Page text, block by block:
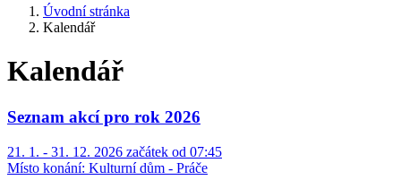
Úvodní stránka
Kalendář
Kalendář
Seznam akcí pro rok 2026
21. 1. - 31. 12. 2026 začátek od 07:45
Místo konání: Kulturní dům - Práče